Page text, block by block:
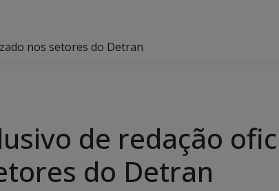
nos setores do Detran
de redação
do Detran